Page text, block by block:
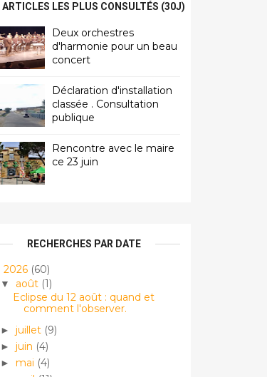
ARTICLES LES PLUS CONSULTÉS (30J)
Deux orchestres
d'harmonie pour un beau
concert
Déclaration d'installation
classée . Consultation
publique
Rencontre avec le maire
ce 23 juin
RECHERCHES PAR DATE
2026 (60)
▼ août (1)
Eclipse du 12 août : quand et
comment l'observer.
► juillet (9)
► juin (4)
► mai (4)